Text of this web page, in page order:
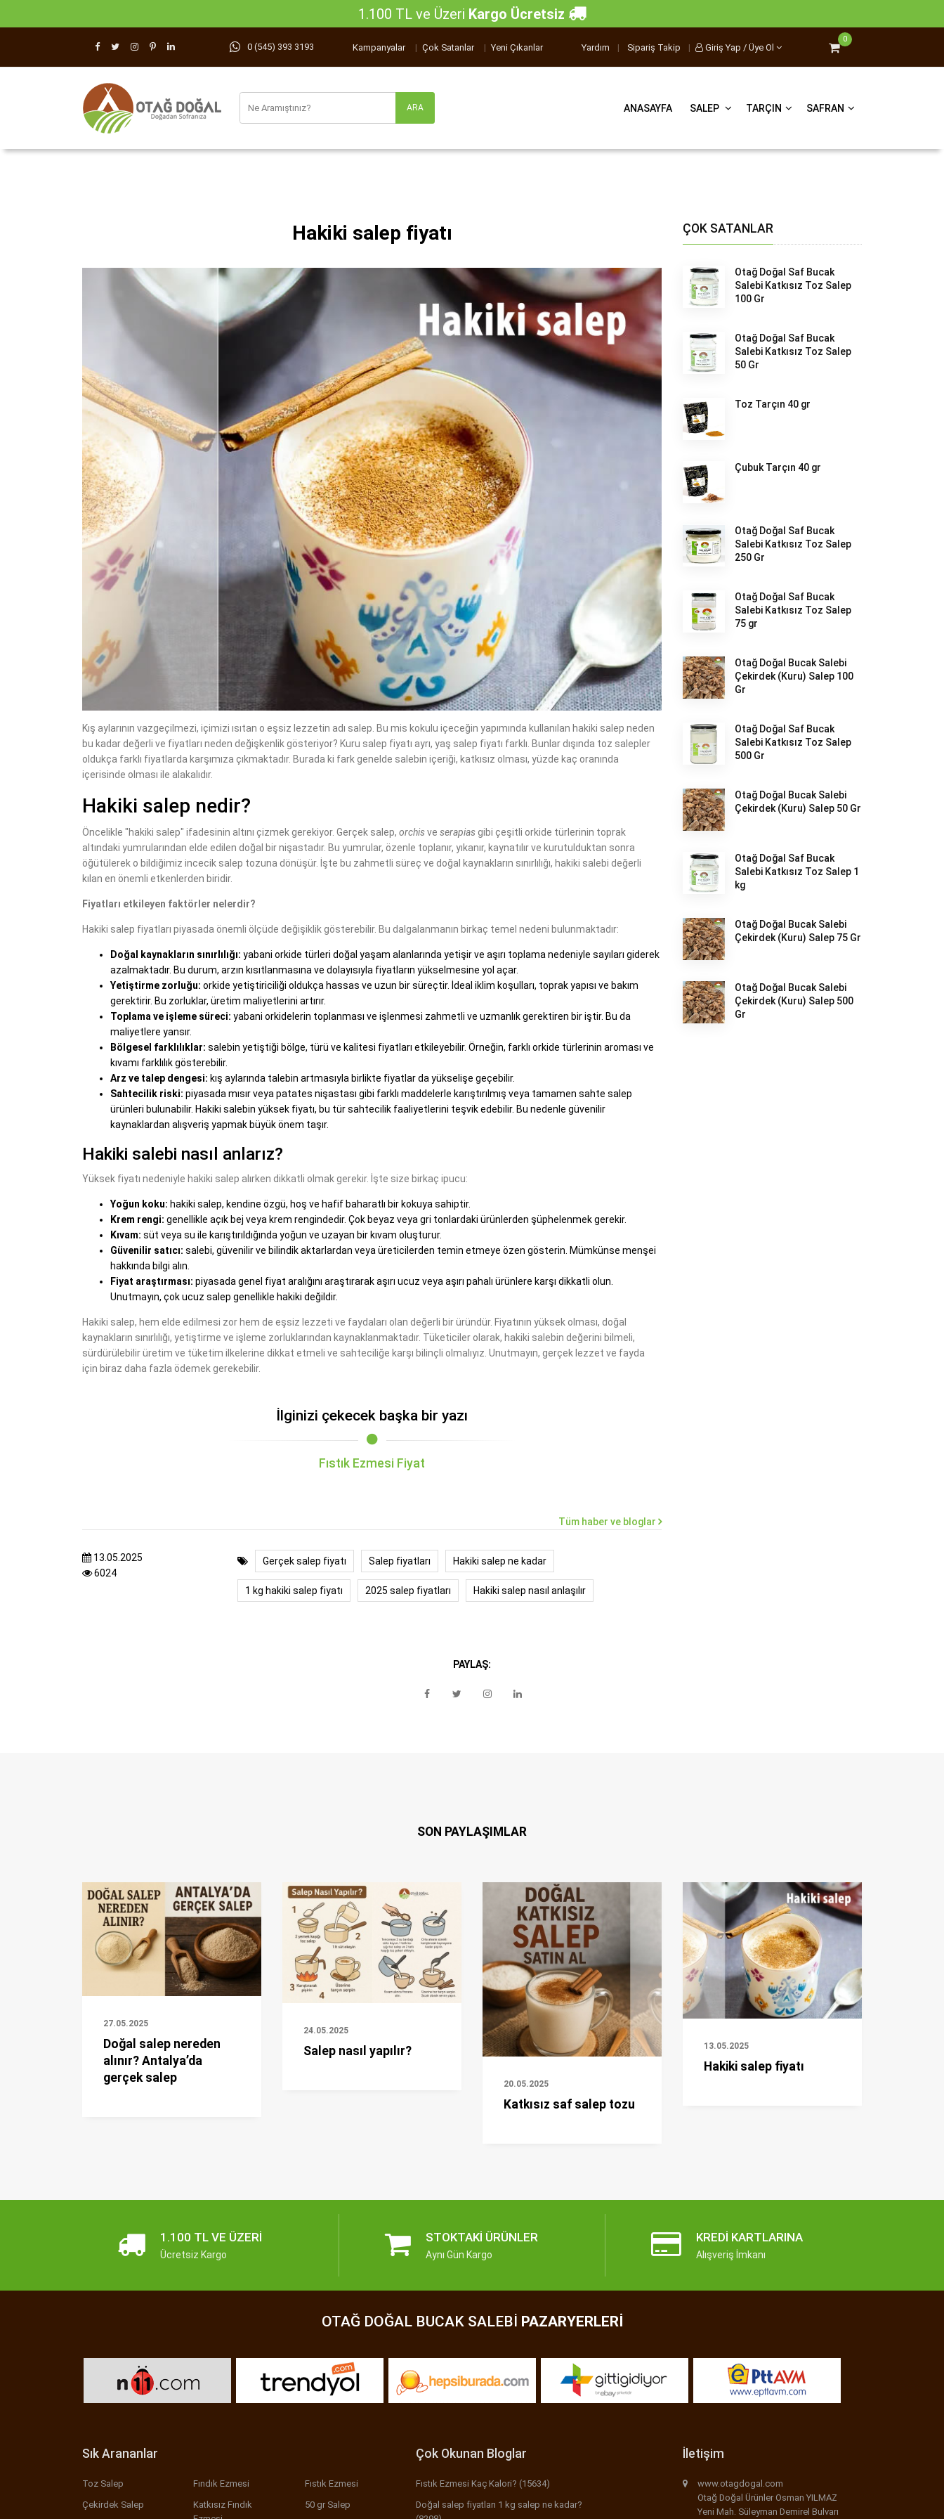
1.100 TL ve Üzeri Kargo Ücretsiz
0 (545) 393 3193 Kampanyalar | Çok Satanlar | Yeni Çıkanlar Yardım | Sipariş Takip | Giriş Yap / Üye Ol
0
ANASAYFA SALEP TARÇIN SAFRAN
Hakiki salep fiyatı
Kış aylarının vazgeçilmezi, içimizi ısıtan o eşsiz lezzetin adı salep. Bu mis kokulu içeceğin yapımında kullanılan hakiki salep neden
bu kadar değerli ve fiyatları neden değişkenlik gösteriyor? Kuru salep fiyatı ayrı, yaş salep fiyatı farklı. Bunlar dışında toz salepler
oldukça farklı fiyatlarda karşımıza çıkmaktadır. Burada ki fark genelde salebin içeriği, katkısız olması, yüzde kaç oranında
içerisinde olması ile alakalıdır.
Hakiki salep nedir?
Öncelikle "hakiki salep" ifadesinin altını çizmek gerekiyor. Gerçek salep, orchisve serapias gibi çeşitli orkide türlerinin toprak
altındaki yumrularından elde edilen doğal bir nişastadır. Bu yumrular, özenle toplanır, yıkanır, kaynatılır ve kurutulduktan sonra
öğütülerek o bildiğimiz incecik salep tozuna dönüşür. İşte bu zahmetli süreç ve doğal kaynakların sınırlılığı, hakiki salebi değerli
kılan en önemli etkenlerden biridir.
Fiyatları etkileyen faktörler nelerdir?
Hakiki salep fiyatları piyasada önemli ölçüde değişiklik gösterebilir. Bu dalgalanmanın birkaç temel nedeni bulunmaktadır:
Doğal kaynakların sınırlılığı: yabani orkide türleri doğal yaşam alanlarında yetişir ve aşırı toplama nedeniyle sayıları giderek
azalmaktadır. Bu durum, arzın kısıtlanmasına ve dolayısıyla fiyatların yükselmesine yol açar.
Yetiştirme zorluğu: orkide yetiştiriciliği oldukça hassas ve uzun bir süreçtir. İdeal iklim koşulları, toprak yapısı ve bakım
gerektirir. Bu zorluklar, üretim maliyetlerini artırır.
Toplama ve işleme süreci: yabani orkidelerin toplanması ve işlenmesi zahmetli ve uzmanlık gerektiren bir iştir. Bu da
maliyetlere yansır.
Bölgesel farklılıklar: salebin yetiştiği bölge, türü ve kalitesi fiyatları etkileyebilir. Örneğin, farklı orkide türlerinin aroması ve
kıvamı farklılık gösterebilir.
Arz ve talep dengesi: kış aylarında talebin artmasıyla birlikte fiyatlar da yükselişe geçebilir.
Sahtecilik riski: piyasada mısır veya patates nişastası gibi farklı maddelerle karıştırılmış veya tamamen sahte salep
ürünleri bulunabilir. Hakiki salebin yüksek fiyatı, bu tür sahtecilik faaliyetlerini teşvik edebilir. Bu nedenle güvenilir
kaynaklardan alışveriş yapmak büyük önem taşır.
Hakiki salebi nasıl anlarız?
Yüksek fiyatı nedeniyle hakiki salep alırken dikkatli olmak gerekir. İşte size birkaç ipucu:
Yoğun koku: hakiki salep, kendine özgü, hoş ve hafif baharatlı bir kokuya sahiptir.
Krem rengi: genellikle açık bej veya krem rengindedir. Çok beyaz veya gri tonlardaki ürünlerden şüphelenmek gerekir.
Kıvam: süt veya su ile karıştırıldığında yoğun ve uzayan bir kıvam oluşturur.
Güvenilir satıcı: salebi, güvenilir ve bilindik aktarlardan veya üreticilerden temin etmeye özen gösterin. Mümkünse menşei
hakkında bilgi alın.
Fiyat araştırması: piyasada genel fiyat aralığını araştırarak aşırı ucuz veya aşırı pahalı ürünlere karşı dikkatli olun.
Unutmayın, çok ucuz salep genellikle hakiki değildir.
Hakiki salep, hem elde edilmesi zor hem de eşsiz lezzeti ve faydaları olan değerli bir üründür. Fiyatının yüksek olması, doğal
kaynakların sınırlılığı, yetiştirme ve işleme zorluklarından kaynaklanmaktadır. Tüketiciler olarak, hakiki salebin değerini bilmeli,
sürdürülebilir üretim ve tüketim ilkelerine dikkat etmeli ve sahteciliğe karşı bilinçli olmalıyız. Unutmayın, gerçek lezzet ve fayda
için biraz daha fazla ödemek gerekebilir.
İlginizi çekecek başka bir yazı
Fıstık Ezmesi Fiyat
Tüm haber ve bloglar
13.05.2025
6024
Gerçek salep fiyatı Salep fiyatları Hakiki salep ne kadar
1 kg hakiki salep fiyatı 2025 salep fiyatları Hakiki salep nasıl anlaşılır
ÇOK SATANLAR
Otağ Doğal Saf Bucak
Salebi Katkısız Toz Salep
100 Gr
Otağ Doğal Saf Bucak
Salebi Katkısız Toz Salep
50 Gr
Toz Tarçın 40 gr
Çubuk Tarçın 40 gr
Otağ Doğal Saf Bucak
Salebi Katkısız Toz Salep
250 Gr
Otağ Doğal Saf Bucak
Salebi Katkısız Toz Salep
75 gr
Otağ Doğal Bucak Salebi
Çekirdek (Kuru) Salep 100
Gr
Otağ Doğal Saf Bucak
Salebi Katkısız Toz Salep
500 Gr
Otağ Doğal Bucak Salebi
Çekirdek (Kuru) Salep 50 Gr
Otağ Doğal Saf Bucak
Salebi Katkısız Toz Salep 1
kg
Otağ Doğal Bucak Salebi
Çekirdek (Kuru) Salep 75 Gr
Otağ Doğal Bucak Salebi
Çekirdek (Kuru) Salep 500
Gr
PAYLAŞ:
SON PAYLAŞIMLAR
27.05.2025
Doğal salep nereden
alınır? Antalya’da
gerçek salep
24.05.2025
Salep nasıl yapılır?
20.05.2025
Katkısız saf salep tozu
13.05.2025
Hakiki salep fiyatı
1.100 TL VE ÜZERI
Ücretsiz Kargo
STOKTAKI ÜRÜNLER
Aynı Gün Kargo
KREDI KARTLARINA
Alışveriş İmkanı
OTAĞ DOĞAL BUCAK SALEBI PAZARYERLERI
Sık Arananlar
Toz Salep
Çekirdek Salep
Fındık Ezmesi
Katkısız Fındık
Fıstık Ezmesi
50 gr Salep
Çok Okunan Bloglar
Fıstık Ezmesi Kaç Kalori? (15634)
Doğal salep fiyatları 1 kg salep ne kadar?
İletişim
www.otagdogal.com
Otağ Doğal Ürünler Osman YILMAZ
Yeni Mah. Süleyman Demirel Bulvarı